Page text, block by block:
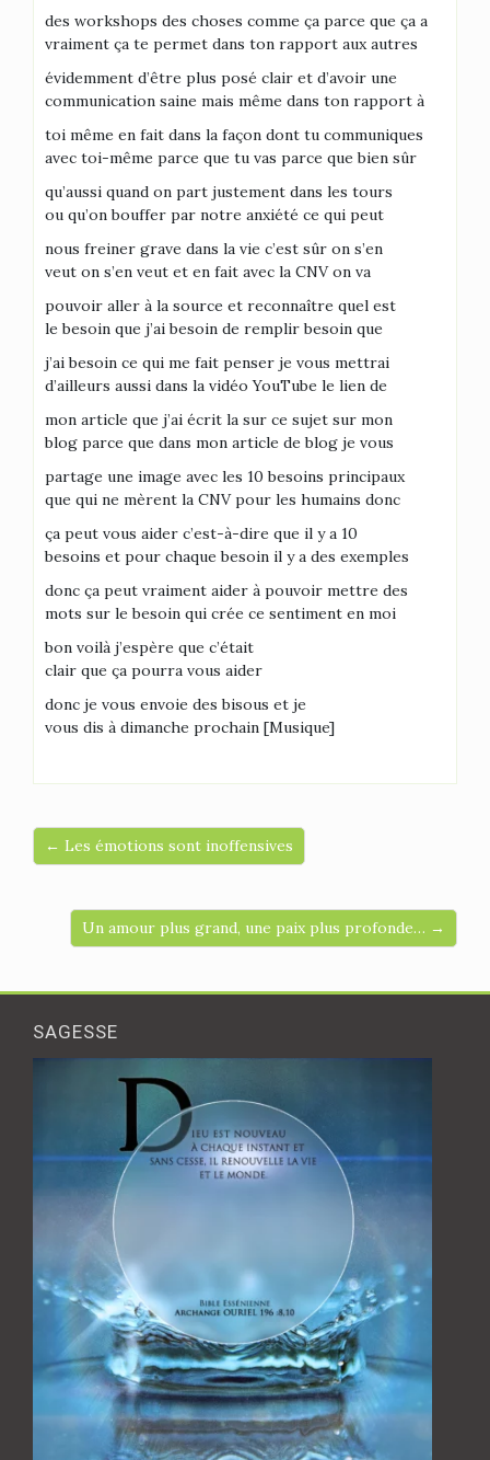
des workshops des choses comme ça parce que ça a
vraiment ça te permet dans ton rapport aux autres
évidemment d’être plus posé clair et d’avoir une
communication saine mais même dans ton rapport à
toi même en fait dans la façon dont tu communiques
avec toi-même parce que tu vas parce que bien sûr
qu’aussi quand on part justement dans les tours
ou qu’on bouffer par notre anxiété ce qui peut
nous freiner grave dans la vie c’est sûr on s’en
veut on s’en veut et en fait avec la CNV on va
pouvoir aller à la source et reconnaître quel est
le besoin que j’ai besoin de remplir besoin que
j’ai besoin ce qui me fait penser je vous mettrai
d’ailleurs aussi dans la vidéo YouTube le lien de
mon article que j’ai écrit la sur ce sujet sur mon
blog parce que dans mon article de blog je vous
partage une image avec les 10 besoins principaux
que qui ne mèrent la CNV pour les humains donc
ça peut vous aider c’est-à-dire que il y a 10
besoins et pour chaque besoin il y a des exemples
donc ça peut vraiment aider à pouvoir mettre des
mots sur le besoin qui crée ce sentiment en moi
bon voilà j’espère que c’était
clair que ça pourra vous aider
donc je vous envoie des bisous et je
vous dis à dimanche prochain [Musique]
← Les émotions sont inoffensives
Un amour plus grand, une paix plus profonde… →
SAGESSE